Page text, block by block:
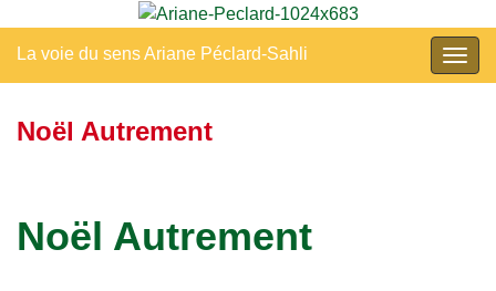
La voie du sens Ariane Péclard-Sahli
Noël Autrement
Noël Autrement